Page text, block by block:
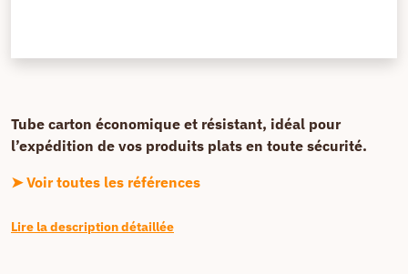
Tube carton économique et résistant, idéal pour
l’expédition de vos produits plats en toute sécurité.
➤ Voir toutes les références
Lire la description détaillée